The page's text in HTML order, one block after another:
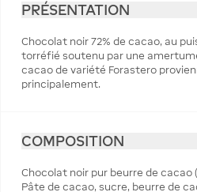
PRÉSENTATION
Chocolat noir 72% de cacao, au
torréfié soutenu par une
cacao de variété Forastero
principalement.
COMPOSITION
Chocolat noir pur beurre de cacao
Pâte de cacao, sucre, beurre de